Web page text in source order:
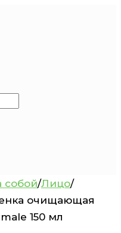
собой/Лицо/
очищающая
150 мл